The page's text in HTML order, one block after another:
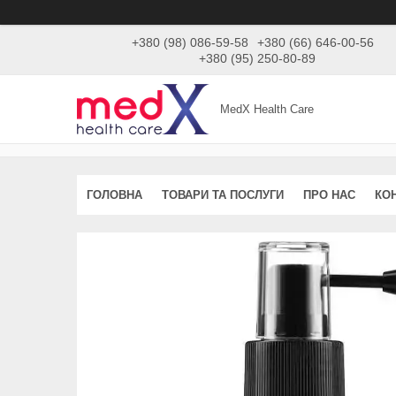
+380 (98) 086-59-58
+380 (66) 646-00-56
+380 (95) 250-80-89
MedX Health Care
ГОЛОВНА ТОВАРИ ТА ПОСЛУГИ ПРО НАС